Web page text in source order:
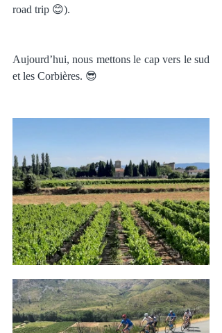
road trip 😊).
Aujourd’hui, nous mettons le cap vers le sud
et les Corbières. 😎